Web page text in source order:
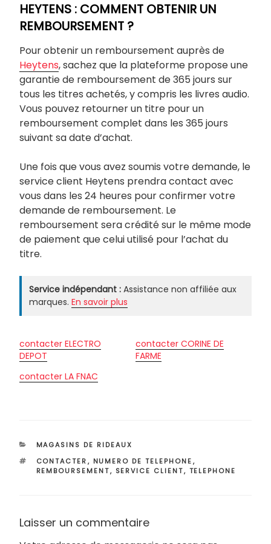
HEYTENS : COMMENT OBTENIR UN
REMBOURSEMENT ?
Pour obtenir un remboursement auprès de
Heytens, sachez que la plateforme propose une
garantie de remboursement de 365 jours sur
tous les titres achetés, y compris les livres audio.
Vous pouvez retourner un titre pour un
remboursement complet dans les 365 jours
suivant sa date d’achat.
Une fois que vous avez soumis votre demande, le
service client Heytens prendra contact avec
vous dans les 24 heures pour confirmer votre
demande de remboursement. Le
remboursement sera crédité sur le même mode
de paiement que celui utilisé pour l’achat du
titre.
Service indépendant : Assistance non affiliée aux
marques. En savoir plus
contacter ELECTRO
DEPOT
contacter CORINE DE
FARME
contacter LA FNAC
CATÉGORIES
MAGASINS DE RIDEAUX
ÉTIQUETTES
CONTACTER, NUMERO DE TELEPHONE,
REMBOURSEMENT, SERVICE CLIENT, TELEPHONE
Laisser un commentaire